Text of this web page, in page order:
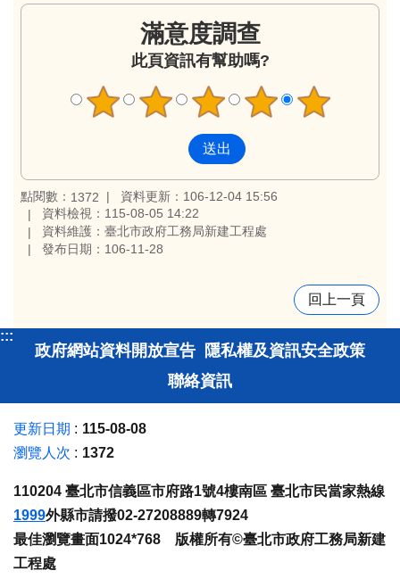
滿意度調查
此頁資訊有幫助嗎?
點閱數： 1372
資料更新：106-12-04 15:56
資料檢視：115-08-05 14:22
資料維護：臺北市政府工務局新建工程處
發布日期：106-11-28
回上一頁
:::
政府網站資料開放宣告 隱私權及資訊安全政策
聯絡資訊
更新日期
115-08-08
瀏覽人次
1372
110204 臺北市信義區市府路1號4樓南區 臺北市民當家熱線
1999外縣市請撥02-27208889轉7924
最佳瀏覽畫面1024*768 版權所有©臺北市政府工務局新建
工程處